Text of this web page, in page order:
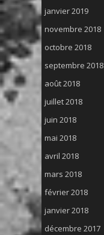
janvier 2019
novembre 2018
octobre 2018
septembre 2018
août 2018
juillet 2018
juin 2018
mai 2018
avril 2018
mars 2018
février 2018
janvier 2018
décembre 2017